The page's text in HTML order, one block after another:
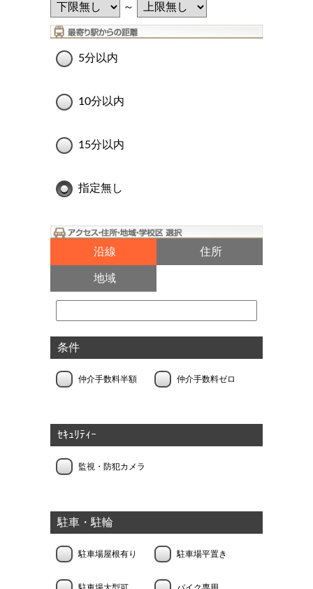
～
5分以内
10分以内
15分以内
指定無し
沿線 住所
地域
条件
仲介手数料半額 仲介手数料ゼロ
ｾｷｭﾘﾃｨｰ
監視・防犯カメラ
駐車・駐輪
駐車場屋根有り 駐車場平置き
駐車場大型可 バイク専用